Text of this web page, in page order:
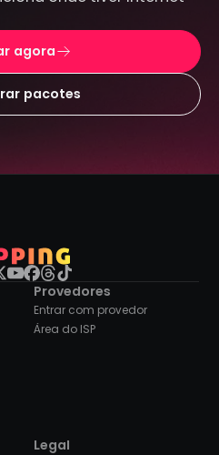
agora
pacotes
Provedores
Entrar com provedor
Área do ISP
Legal